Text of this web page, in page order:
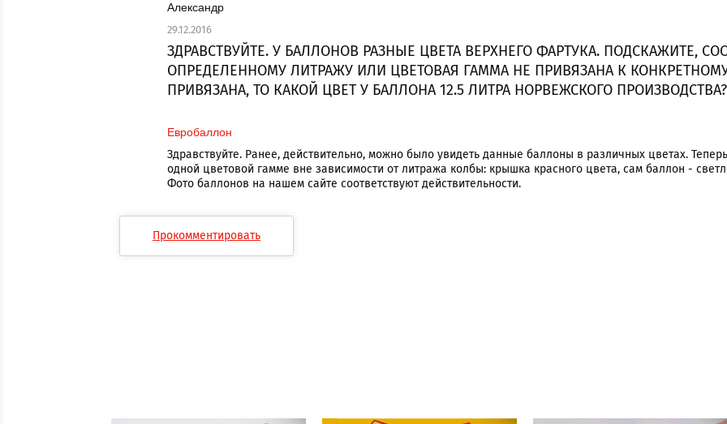
Александр
29.12.2016
ЗДРАВСТВУЙТЕ. У БАЛЛОНОВ РАЗНЫЕ ЦВЕТА ВЕРХНЕГО ФАРТУКА. ПОДСКАЖИТЕ,
ОПРЕДЕЛЕННОМУ ЛИТРАЖУ ИЛИ ЦВЕТОВАЯ ГАММА НЕ ПРИВЯЗАНА К
ПРИВЯЗАНА, ТО КАКОЙ ЦВЕТ У БАЛЛОНА 12.5 ЛИТРА НОРВЕЖСКОГО ПРОИЗВОДСТВА?
Евробаллон
Здравствуйте. Ранее, действительно, можно было увидеть данные баллоны в различных цветах.
одной цветовой гамме вне зависимости от литража колбы: крышка красного цвета, сам баллон -
Фото баллонов на нашем сайте соответствуют действительности.
Прокомментировать